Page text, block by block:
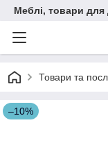
Меблі, товари для
Товари та
–10%